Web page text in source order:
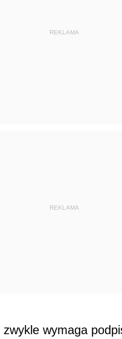
REKLAMA
REKLAMA
zwykle wymaga